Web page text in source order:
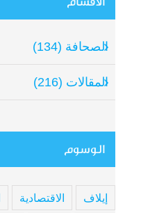
الصحافة (134)
المقالات (216)
الوسوم
إيلاف الاقتصادية